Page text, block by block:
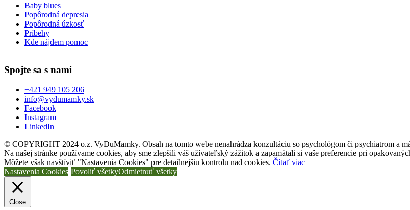
Baby blues
Popôrodná depresia
Popôrodná úzkosť
Príbehy
Kde nájdem pomoc
Spojte sa s nami
+421 949 105 206
info@vydumamky.sk
Facebook
Instagram
LinkedIn
© COPYRIGHT 2024 o.z. VyDuMamky. Obsah na tomto webe nenahrádza konzultáciu so psychológom či psychiatrom a
Na našej stránke používame cookies, aby sme zlepšili váš užívateľský zážitok a zapamätali si vaše preferencie pri
Môžete však navštíviť "Nastavenia Cookies" pre detailnejšiu kontrolu nad cookies. Čítať viac
Nastavenia Cookies Povoliť všetkyOdmietnuť všetky
Close